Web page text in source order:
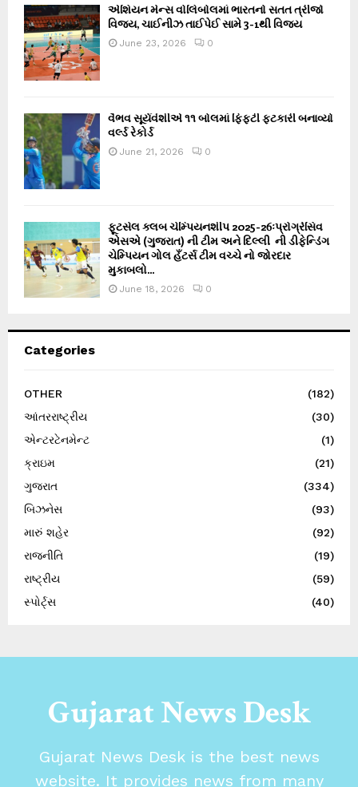
એશિયન મેન્સ વોલિબોલમાં ભારતનો સતત ત્રીજો
વિજય, ચાઈનીઝ તાઈપેઈ સામે 3-1થી વિજય
June 23, 2026 0
વૈભવ સૂર્યવંશીએ ૧૧ બોલમાં ફિફ્ટી ફટકારી બનાવ્યો
વર્લ્ડ રેકોર્ડ
June 21, 2026 0
ફૂટસેલ ક્લબ ચેમ્પિયનશીપ 2025-26ઃપ્રોગ્રેસિવ
એસએ (ગુજરાત) ની ટીમ અને દિલ્લી ની ડીફેન્ડિંગ
ચેમ્પિયન ગોલ હઁટર્સ ટીમ વચ્ચે નો જોરદાર
મુકાબલો...
June 18, 2026 0
Categories
OTHER
(182)
આંતરરાષ્ટ્રીય
(30)
એન્ટરટેનમેન્ટ
(1)
ક્રાઇમ
(21)
ગુજરાત
(334)
બિઝનેસ
(93)
મારું શહેર
(92)
રાજનીતિ
(19)
રાષ્ટ્રીય
(59)
સ્પોર્ટ્સ
(40)
Gujarat News Desk
Gujarat News Desk is the best news
website. It provides news from many